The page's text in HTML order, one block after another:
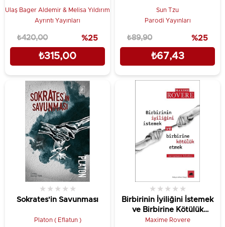
Ulaş Bager Aldemir & Melisa Yıldırım
Ayrıntı Yayınları
₺315,00
₺420,00 %25
Sun Tzu
Parodi Yayınları
₺67,43
₺89,90 %25
Sokrates'in Savunması
★ ★ ★ ★ ★
Platon ( Eflatun )
Birbirinin İyiliğini İstemek
ve Birbirine Kötülük
Etmek
★ ★ ★ ★ ★
Maxime Rovere